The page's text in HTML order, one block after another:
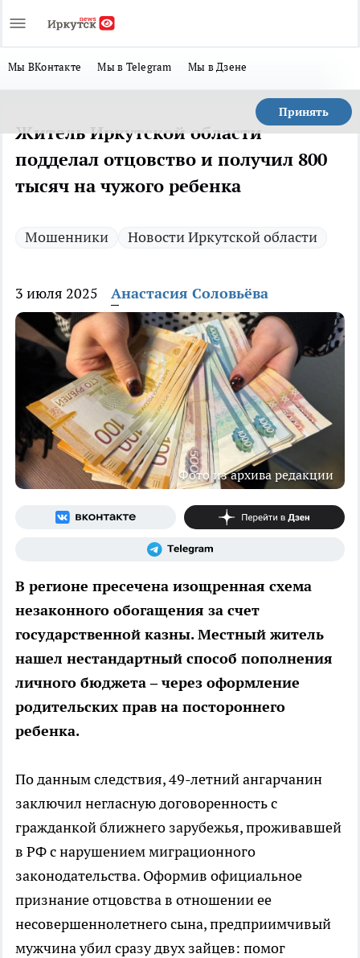
Мы ВКонтакте Мы в Telegram Мы в Дзене
Принять
Житель Иркутской области
подделал отцовство и получил 800
тысяч на чужого ребенка
Мошенники Новости Иркутской области
3 июля 2025 Анастасия Соловьёва
Фото из архива редакции
В регионе пресечена изощренная схема
незаконного обогащения за счет
государственной казны. Местный житель
нашел нестандартный способ пополнения
личного бюджета – через оформление
родительских прав на постороннего
ребенка.
По данным следствия, 49-летний ангарчанин
заключил негласную договоренность с
гражданкой ближнего зарубежья, проживавшей
в РФ с нарушением миграционного
законодательства. Оформив официальное
признание отцовства в отношении ее
несовершеннолетнего сына, предприимчивый
мужчина убил сразу двух зайцев: помог